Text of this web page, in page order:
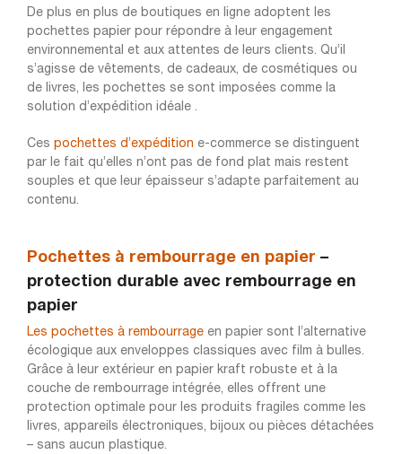
De plus en plus de boutiques en ligne adoptent les
pochettes papier pour répondre à leur engagement
environnemental et aux attentes de leurs clients. Qu’il
s’agisse de vêtements, de cadeaux, de cosmétiques ou
de livres, les pochettes se sont imposées comme la
solution d’expédition idéale .
Ces pochettes d’expédition e-commerce se distinguent
par le fait qu’elles n’ont pas de fond plat mais restent
souples et que leur épaisseur s’adapte parfaitement au
contenu.
Pochettes à rembourrage en papier –
protection durable avec rembourrage en
papier
Les pochettes à rembourrageen papier sont l’alternative
écologique aux enveloppes classiques avec film à bulles.
Grâce à leur extérieur en papier kraft robuste et à la
couche de rembourrage intégrée, elles offrent une
protection optimale pour les produits fragiles comme les
livres, appareils électroniques, bijoux ou pièces détachées
– sans aucun plastique.